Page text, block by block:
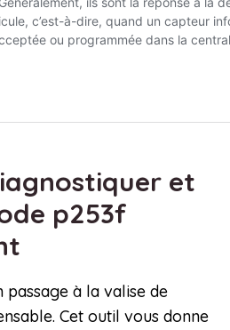
et
p253f
à la valise de
Cet outil vous donne